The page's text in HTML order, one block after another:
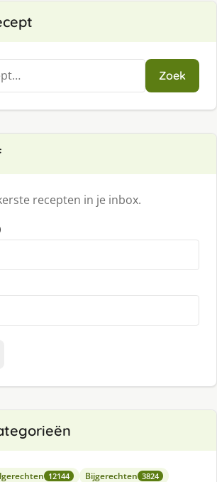
Zoek
recepten in je inbox.
12144 Bijgerechten 3824